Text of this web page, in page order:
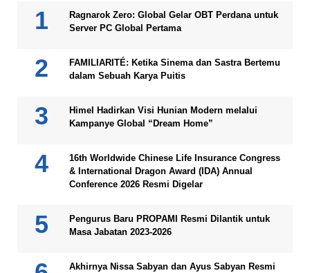
Ragnarok Zero: Global Gelar OBT Perdana untuk
Server PC Global Pertama
FAMILIARITÉ: Ketika Sinema dan Sastra Bertemu
dalam Sebuah Karya Puitis
Himel Hadirkan Visi Hunian Modern melalui
Kampanye Global “Dream Home”
16th Worldwide Chinese Life Insurance Congress
& International Dragon Award (IDA) Annual
Conference 2026 Resmi Digelar
Pengurus Baru PROPAMI Resmi Dilantik untuk
Masa Jabatan 2023-2026
Akhirnya Nissa Sabyan dan Ayus Sabyan Resmi